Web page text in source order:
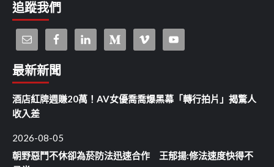
追蹤我們
最新新聞
酒店紅牌週賺20萬！AV女優喬喬爆黑幕「轉行拍片」揭驚人
收入差
2026-08-05
朝野惡鬥不休卻為菸防法迅速合作 王郁揚:修法速度快得不